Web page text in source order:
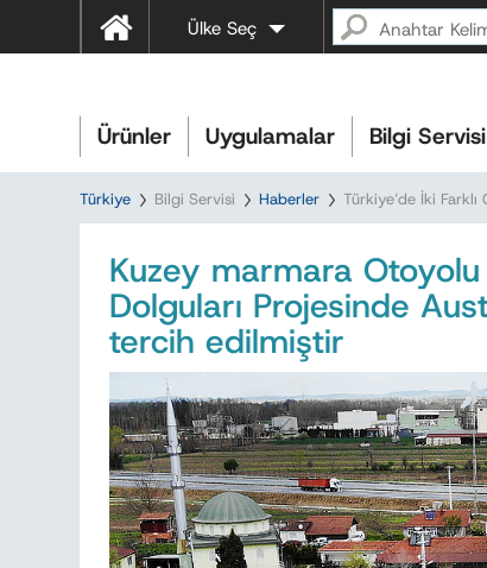
Ülke Seç
Ürünler Uygulamalar Bilgi Servisi
Türkiye Bilgi Servisi Haberler Türkiye’de İki Farklı
Kuzey marmara
Dolguları Projesinde
tercih edilmiştir